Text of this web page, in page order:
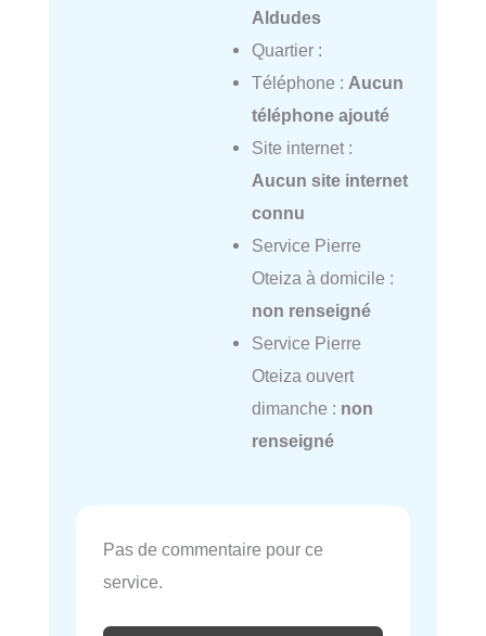
Aldudes
Quartier :
Téléphone : Aucun
téléphone ajouté
Site internet :
Aucun site internet
connu
Service Pierre
Oteiza à domicile :
non renseigné
Service Pierre
Oteiza ouvert
dimanche : non
renseigné
Pas de commentaire pour ce
service.